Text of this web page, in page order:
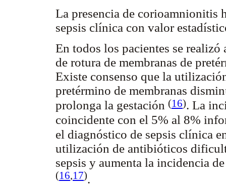
La presencia de corioamnionitis
sepsis clínica con valor
En todos los pacientes se
de rotura de membranas de
Existe consenso que la
pretérmino de membranas
prolonga la gestación (16). La
coincidente con el 5% al 8%
el diagnóstico de sepsis clínica
utilización de antibióticos
sepsis y aumenta la incidencia
(16,17).